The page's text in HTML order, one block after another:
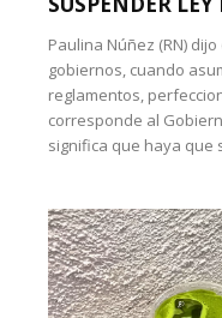
Paulina Núñez (RN)
gobiernos, cuando
reglamentos,
corresponde al
significa que haya que